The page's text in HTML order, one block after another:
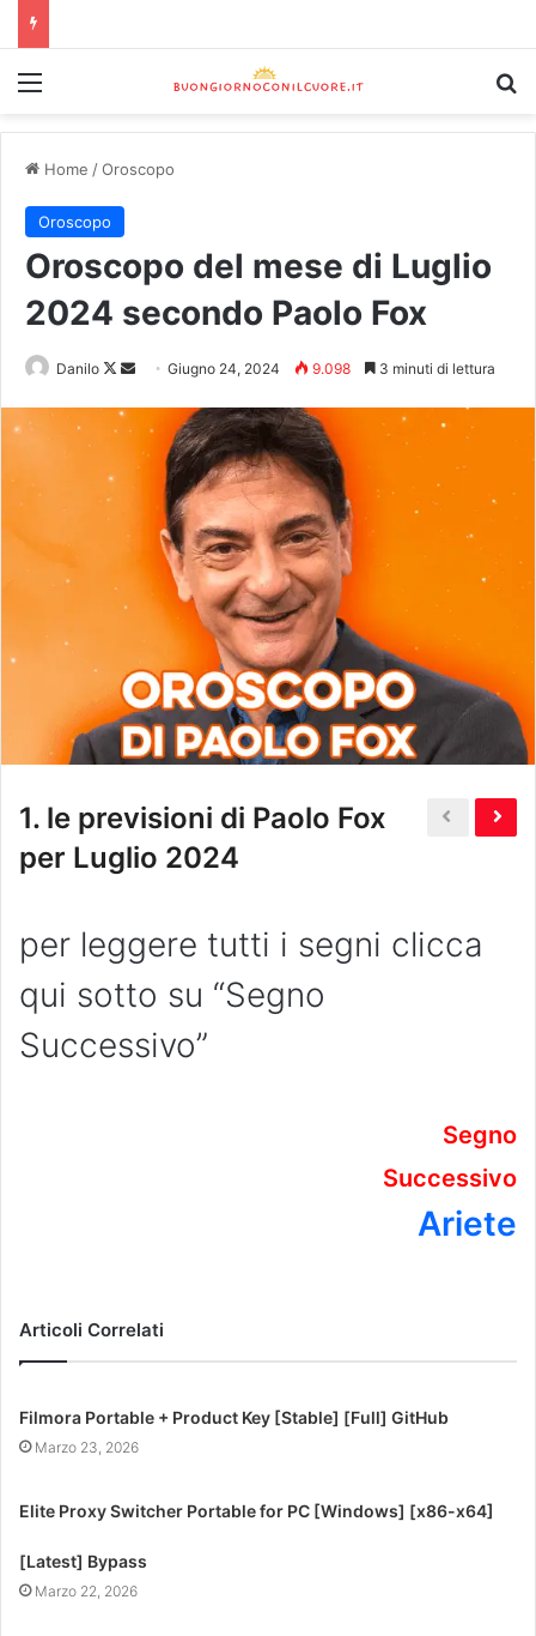
Home /Oroscopo
Oroscopo
Oroscopo del mese di Luglio
2024 secondo Paolo Fox
Danilo Giugno 24, 2024 9.098 3 minuti di lettura
1. le previsioni di Paolo Fox
per Luglio 2024
per leggere tutti i segni clicca
qui sotto su “Segno
Successivo”
Segno
Successivo
Ariete
Articoli Correlati
Filmora Portable + Product Key [Stable] [Full] GitHub
Marzo 23, 2026
Elite Proxy Switcher Portable for PC [Windows] [x86-x64]
[Latest] Bypass
Marzo 22, 2026